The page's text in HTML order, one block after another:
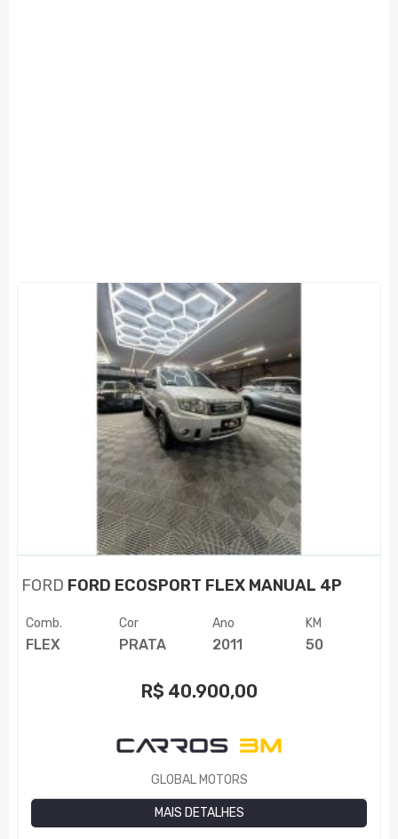
FORD FORD ECOSPORT FLEX MANUAL 4P
Comb.
FLEX
Cor
PRATA
Ano
2011
KM
50
R$ 40.900,00
GLOBAL MOTORS
MAIS DETALHES